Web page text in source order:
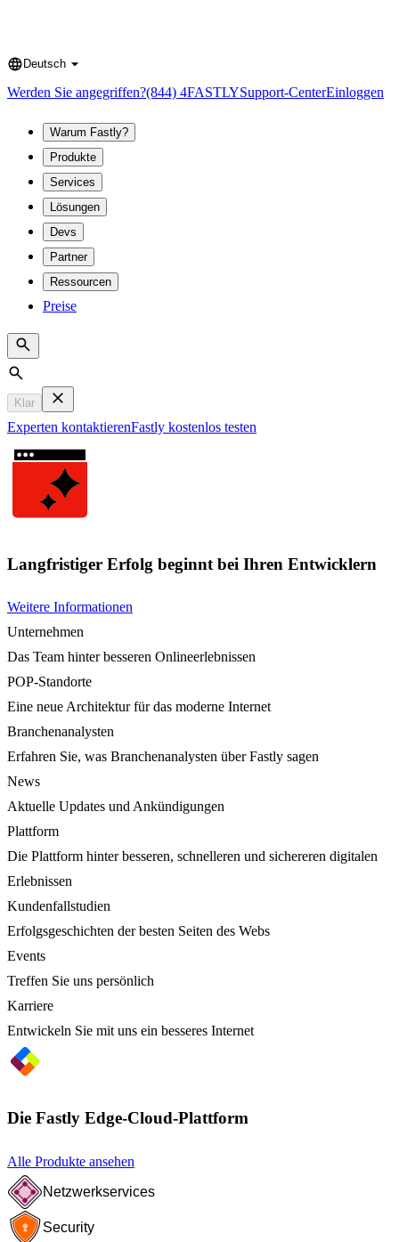
Language
Deutsch
Werden Sie angegriffen?(844) 4FASTLYSupport-CenterEinloggen
Warum Fastly?
Produkte
Services
Lösungen
Devs
Partner
Ressourcen
Preise
Search
Klar
Experten kontaktierenFastly kostenlos testen
Langfristiger Erfolg beginnt bei Ihren Entwicklern
Weitere Informationen
Unternehmen
Das Team hinter besseren Onlineerlebnissen
POP-Standorte
Eine neue Architektur für das moderne Internet
Branchenanalysten
Erfahren Sie, was Branchenanalysten über Fastly sagen
News
Aktuelle Updates und Ankündigungen
Plattform
Die Plattform hinter besseren, schnelleren und sichereren digitalen
Erlebnissen
Kundenfallstudien
Erfolgsgeschichten der besten Seiten des Webs
Events
Treffen Sie uns persönlich
Karriere
Entwickeln Sie mit uns ein besseres Internet
Die Fastly Edge-Cloud-Plattform
Alle Produkte ansehen
Netzwerkservices
Security